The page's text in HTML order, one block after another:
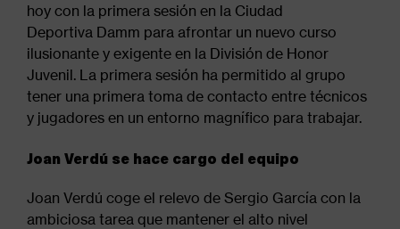
hoy con la primera sesión en la Ciudad
Deportiva Damm para afrontar un nuevo curso
ilusionante y exigente en la División de Honor
Juvenil. La primera sesión ha permitido al grupo
tener una primera toma de contacto entre técnicos
y jugadores en un entorno magnífico para trabajar.
Joan Verdú se hace cargo del equipo
Joan Verdú coge el relevo de Sergio García con la
ambiciosa tarea que mantener el alto nivel